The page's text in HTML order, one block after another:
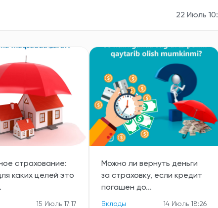
22 Июль
страхование:
каких целей это
15 Июль 17:17
Можно ли вернуть деньги
за страховку, если кредит
погашен до...
Вклады 14 Июль 18:26